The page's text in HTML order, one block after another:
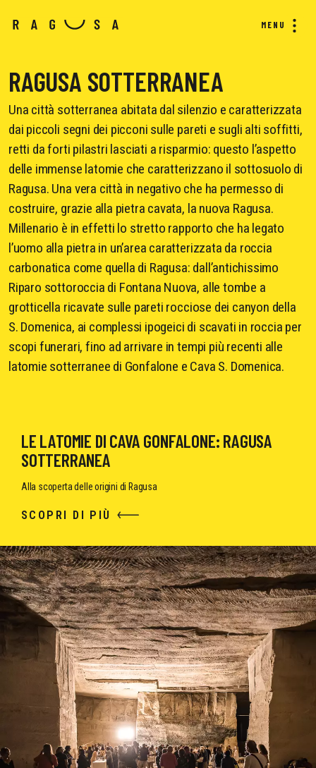
MENU
RAGUSA SOTTERRANEA
Una città sotterranea abitata dal silenzio e caratterizzata
dai piccoli segni dei picconi sulle pareti e sugli alti soffitti,
retti da forti pilastri lasciati a risparmio: questo l’aspetto
delle immense latomie che caratterizzano il sottosuolo di
Ragusa. Una vera città in negativo che ha permesso di
costruire, grazie alla pietra cavata, la nuova Ragusa.
Millenario è in effetti lo stretto rapporto che ha legato
l’uomo alla pietra in un’area caratterizzata da roccia
carbonatica come quella di Ragusa: dall’antichissimo
Riparo sottoroccia di Fontana Nuova, alle tombe a
grotticella ricavate sulle pareti rocciose dei canyon della
S. Domenica, ai complessi ipogeici di scavati in roccia per
scopi funerari, fino ad arrivare in tempi più recenti alle
latomie sotterranee di Gonfalone e Cava S. Domenica.
LE LATOMIE DI CAVA GONFALONE: RAGUSA
SOTTERRANEA
Alla scoperta delle origini di Ragusa
SCOPRI DI PIÙ